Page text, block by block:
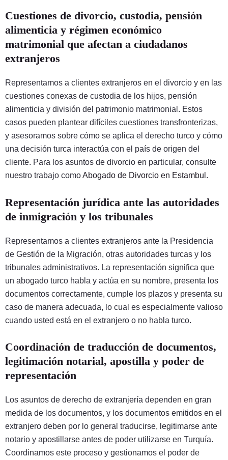
Cuestiones de divorcio, custodia, pensión
alimenticia y régimen económico
matrimonial que afectan a ciudadanos
extranjeros
Representamos a clientes extranjeros en el divorcio y en las
cuestiones conexas de custodia de los hijos, pensión
alimenticia y división del patrimonio matrimonial. Estos
casos pueden plantear difíciles cuestiones transfronterizas,
y asesoramos sobre cómo se aplica el derecho turco y cómo
una decisión turca interactúa con el país de origen del
cliente. Para los asuntos de divorcio en particular, consulte
nuestro trabajo comoAbogado de Divorcio en Estambul .
Representación jurídica ante las autoridades
de inmigración y los tribunales
Representamos a clientes extranjeros ante la Presidencia
de Gestión de la Migración, otras autoridades turcas y los
tribunales administrativos. La representación significa que
un abogado turco habla y actúa en su nombre, presenta los
documentos correctamente, cumple los plazos y presenta su
caso de manera adecuada, lo cual es especialmente valioso
cuando usted está en el extranjero o no habla turco.
Coordinación de traducción de documentos,
legitimación notarial, apostilla y poder de
representación
Los asuntos de derecho de extranjería dependen en gran
medida de los documentos, y los documentos emitidos en el
extranjero deben por lo general traducirse, legitimarse ante
notario y apostillarse antes de poder utilizarse en Turquía.
Coordinamos este proceso y gestionamos el poder de